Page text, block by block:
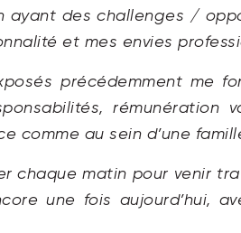
des challenges /
et mes envies
précédemment
rémunération
comme au sein d’une
chaque matin pour venir
une fois aujourd’hui,